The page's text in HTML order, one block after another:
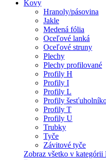
Kovy
Hranoly/pásovina
Jakle
Medená fólia
Oceľové lanká
Oceľové struny
Plechy
Plechy profilované
Profily H
Profily I
Profily L
Profily
Profily T
Profily U
Trubky
Tyče
Závitové tyče
Zobraz všetko v